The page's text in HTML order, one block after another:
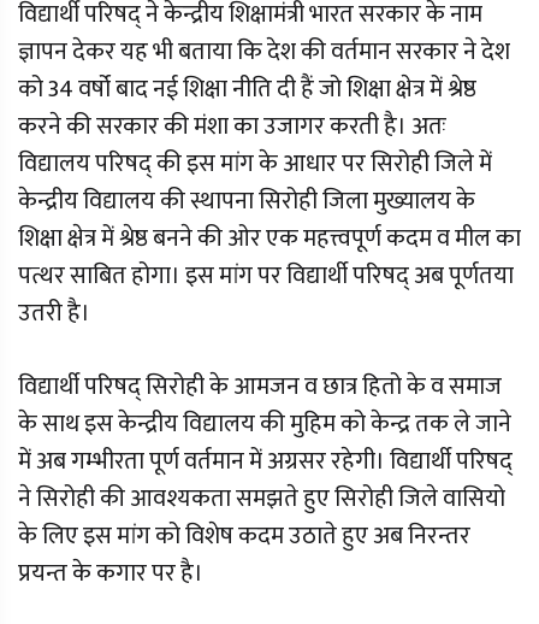
विद्यार्थी परिषद् ने केन्द्रीय शिक्षामंत्री भारत सरकार के नाम
ज्ञापन देकर यह भी बताया कि देश की वर्तमान सरकार ने देश
को 34 वर्षो बाद नई शिक्षा नीति दी हैं जो शिक्षा क्षेत्र में श्रेष्ठ
करने की सरकार की मंशा का उजागर करती है। अतः
विद्यालय परिषद् की इस मांग के आधार पर सिरोही जिले में
केन्द्रीय विद्यालय की स्थापना सिरोही जिला मुख्यालय के
शिक्षा क्षेत्र में श्रेष्ठ बनने की ओर एक महत्त्वपूर्ण कदम व मील का
पत्थर साबित होगा। इस मांग पर विद्यार्थी परिषद् अब पूर्णतया
उतरी है।
विद्यार्थी परिषद् सिरोही के आमजन व छात्र हितो के व समाज
के साथ इस केन्द्रीय विद्यालय की मुहिम को केन्द्र तक ले जाने
में अब गम्भीरता पूर्ण वर्तमान में अग्रसर रहेगी। विद्यार्थी परिषद्
ने सिरोही की आवश्यकता समझते हुए सिरोही जिले वासियो
के लिए इस मांग को विशेष कदम उठाते हुए अब निरन्तर
प्रयन्त के कगार पर है।